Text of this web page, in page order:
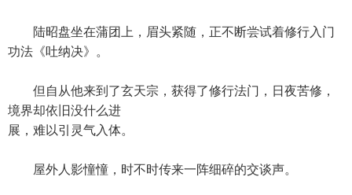
陆昭盘坐在蒲团上，眉头紧随，正不断尝试着修行入门
功法《吐纳决》。
但自从他来到了玄天宗，获得了修行法门，日夜苦修，
境界却依旧没什么进
展，难以引灵气入体。
屋外人影憧憧，时不时传来一阵细碎的交谈声。